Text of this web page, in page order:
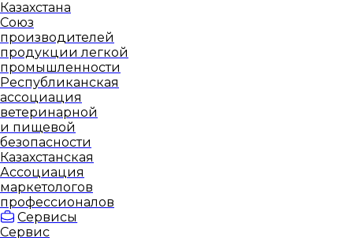
Казахстана
Союз
производителей
продукции легкой
промышленности
Республиканская
ассоциация
ветеринарной
и пищевой
безопасности
Казахстанская
Ассоциация
маркетологов
профессионалов
Сервисы
Сервис